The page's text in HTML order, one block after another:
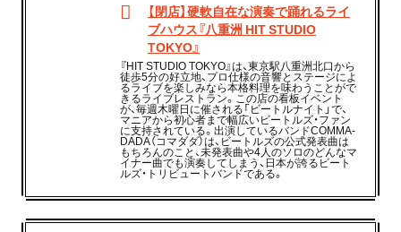
【閉店】硬軟自在な演奏で踊れるライ
ブハウス『八重洲 HIT STUDIO
TOKYO』
『HIT STUDIO TOKYO』は、東京駅八重洲北口から
徒歩5分の好立地、プロ仕様の音響とステージによ
るライブを楽しみなら本格料理を味わうことがで
きるライブレストラン。この店の看板イベント
が、毎週木曜日に催される「ビートルナイト」で、
マニアから初心者まで幅広いビートルズ・ファン
に支持されている。出演しているバンドCOMMA-
DADA（コマダダ）は、ビートルズの公式発表曲は
もちろんのこと、未発表曲や4人のソロのどんなマ
イナー曲でも演奏してしまう、日本が誇るビート
ルズ・トリビュートバンドである。